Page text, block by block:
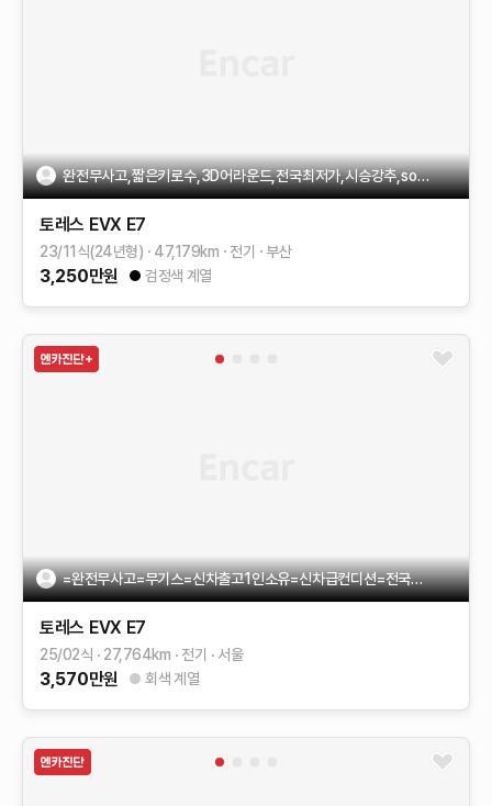
완전무사고,짧은키로수,3D어라운드,전국최저가,시승강추,soh99%
토레스 EVX E7
23/11식(24년형) 47,179km 전기 부산
3,250만원 검정색 계열
=완전무사고=무기스=신차출고1인소유=신차급컨디션=전국이전가능
토레스 EVX E7
25/02식 27,764km 전기 서울
3,570만원 회색 계열